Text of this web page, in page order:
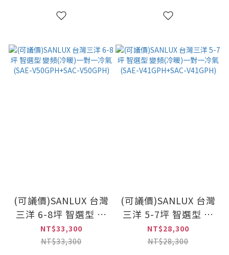
(可議價)SANLUX 台灣
三洋 6-8坪 智選型 變
頻(冷暖)一對一冷氣
(SAE-V50GPH+SAC-
NT$33,300
NT$33,300
(可議價)SANLUX 台灣
三洋 5-7坪 智選型 變
頻(冷暖)一對一冷氣
(SAE-V41GPH+SAC-
NT$28,300
NT$28,300